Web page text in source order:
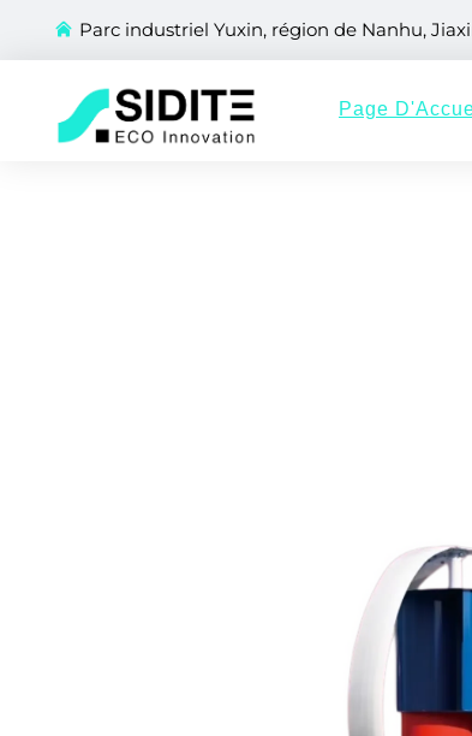
Parc industriel Yuxin, région de Nanhu,
Page